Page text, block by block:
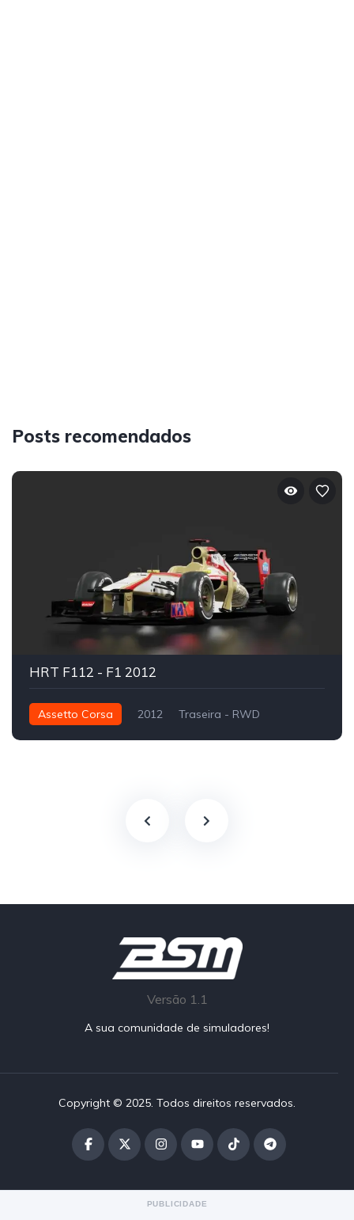
Posts recomendados
HRT F112 - F1 2012
Assetto Corsa 2012
Traseira - RWD
Versão 1.1
A sua comunidade de simuladores!
Copyright © 2025. Todos direitos reservados.
PUBLICIDADE